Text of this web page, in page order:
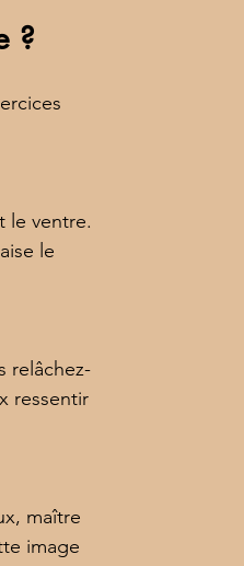
?
le ventre.
le
relâchez-
ressentir
maître
image